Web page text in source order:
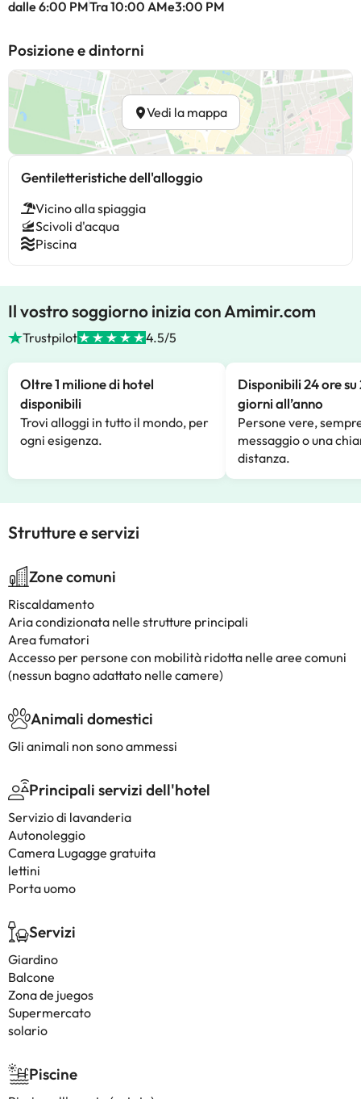
dalle 6:00 PMTra 10:00 AMe3:00 PM
Posizione e dintorni
Vedi la mappa
Gentiletteristiche dell'alloggio
Vicino alla spiaggia
Scivoli d'acqua
Piscina
Il vostro soggiorno inizia con Amimir.com
Trustpilot 4.5/5
Oltre 1 milione di hotel
disponibili
Trovi alloggi in tutto il mondo, per
ogni esigenza.
Disponibili 24 ore su
giorni all’anno
Persone vere,
messaggio o una
distanza.
Strutture e servizi
Zone comuni
Riscaldamento
Aria condizionata nelle strutture principali
Area fumatori
Accesso per persone con mobilità ridotta nelle aree comuni
(nessun bagno adattato nelle camere)
Animali domestici
Gli animali non sono ammessi
Principali servizi dell'hotel
Servizio di lavanderia
Autonoleggio
Camera Lugagge gratuita
lettini
Porta uomo
Servizi
Giardino
Balcone
Zona de juegos
Supermercato
solario
Piscine